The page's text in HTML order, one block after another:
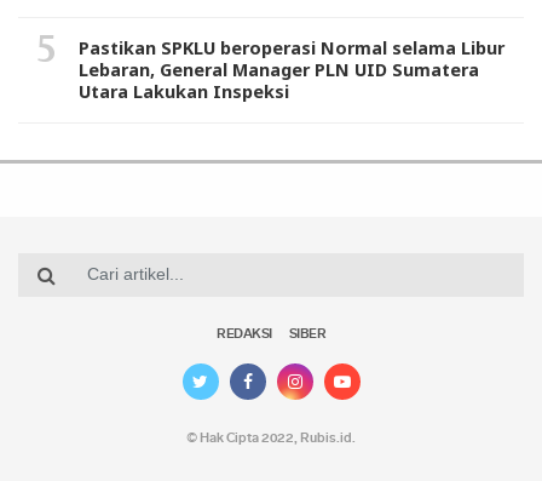
Pastikan SPKLU beroperasi Normal selama Libur
Lebaran, General Manager PLN UID Sumatera
Utara Lakukan Inspeksi
REDAKSI SIBER
© Hak Cipta 2022, Rubis.id.